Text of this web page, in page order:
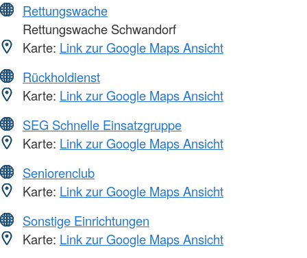
Rettungswache
Rettungswache Schwandorf
Karte: Link zur Google Maps Ansicht
Rückholdienst
Karte: Link zur Google Maps Ansicht
SEG Schnelle Einsatzgruppe
Karte: Link zur Google Maps Ansicht
Seniorenclub
Karte: Link zur Google Maps Ansicht
Sonstige Einrichtungen
Karte: Link zur Google Maps Ansicht